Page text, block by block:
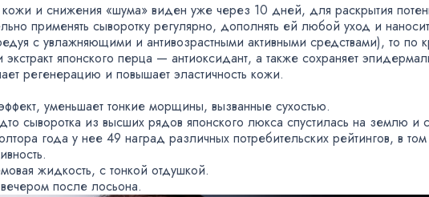
кожи и снижения «шума» виден уже через 10 дней, для раскрытия
применять сыворотку регулярно, дополнять ей любой уход и
с увлажняющими и антивозрастными активными средствами), то
экстракт японского перца — антиоксидант, а также сохраняет
регенерацию и повышает эластичность кожи.
, уменьшает тонкие морщины, вызванные сухостью.
сыворотка из высших рядов японского люкса спустилась на землю
года у нее 49 наград различных потребительских рейтингов, в
жидкость, с тонкой отдушкой.
после лосьона.